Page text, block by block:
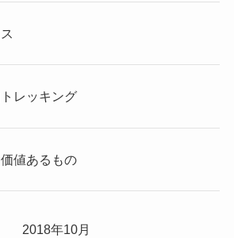
レッキング
値あるもの
2018年10月